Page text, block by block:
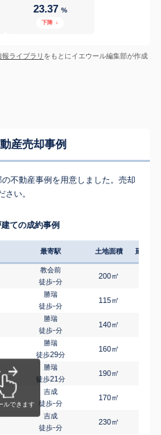
23.37 %
下降 ↓
報ライブラリ をもとにイエウール編集部が作成
産売却事例
不動産事例を用意しました。売却
い。
ての成約事例
最寄駅 土地面積 延床面
教会前
徒歩-分
200㎡
勝瑞
徒歩-分
115㎡
勝瑞
徒歩-分
140㎡
勝瑞
徒歩29分
160㎡
勝瑞
徒歩21分
190㎡
吉成
徒歩-分
170㎡
吉成
徒歩-分
230㎡